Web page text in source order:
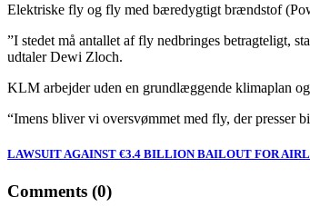
Elektriske fly og fly med bæredygtigt brændstof
”I stedet må antallet af fly nedbringes betragteligt,
udtaler Dewi Zloch.
KLM arbejder uden en grundlæggende klimaplan
“Imens bliver vi oversvømmet med fly, der presser
LAWSUIT AGAINST €3.4 BILLION BAILOUT FOR
Comments (0)